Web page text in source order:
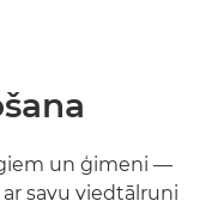
un ģimeni —
savu viedtālruni